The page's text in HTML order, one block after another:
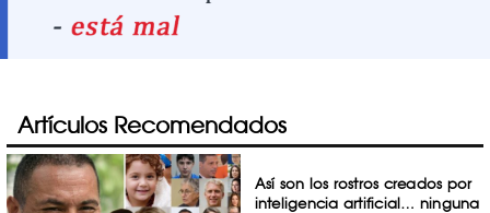
Artículos Recomendados
Así son los rostros creados por
inteligencia artificial… ninguna